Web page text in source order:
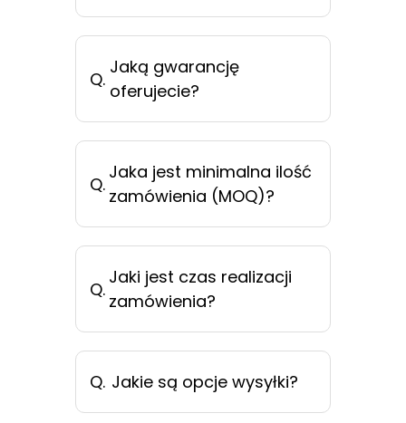
Q.
Jaką gwarancję
oferujecie?
Q.
Jaka jest minimalna ilość
zamówienia (MOQ)?
Q.
Jaki jest czas realizacji
zamówienia?
Q. Jakie są opcje wysyłki?